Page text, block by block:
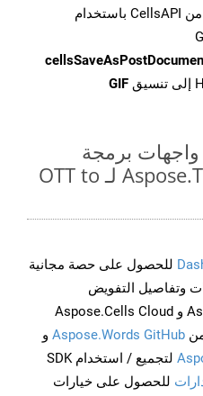
من CellsAPI باستخدام
GIF
واجهات برمجة
التطبيقات Aspose.Total REST لـ OTT to
للحصول على حصة مجانية
وتفاصيل التفويض
احصل على Aspose.Words و Aspose.Cells Cloud
Aspose.Words GitHub و
repos لتجميع / استخدام SDK
للحصول على خيارات